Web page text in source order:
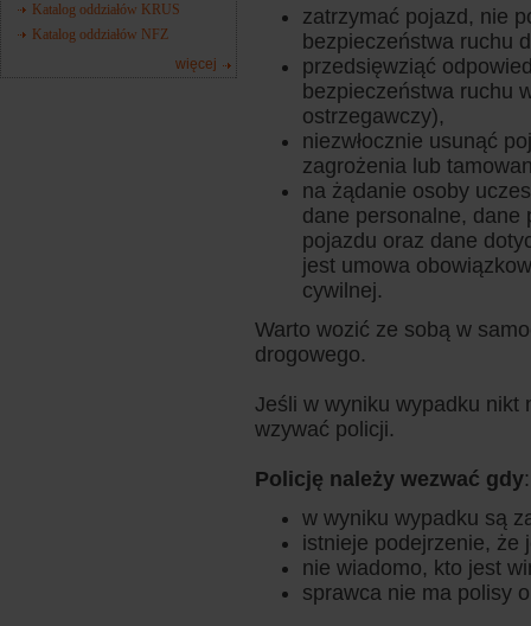
Katalog oddziałów KRUS
Katalog oddziałów NFZ
więcej
zatrzymać pojazd, nie
bezpieczeństwa ruchu
przedsięwziąć
bezpieczeństwa ruchu
ostrzegawczy),
niezwłocznie usunąć
zagrożenia lub
na żądanie osoby
dane personalne, dane
pojazdu oraz dane
jest umowa
cywilnej.
Warto wozić ze sobą w
drogowego.
Jeśli w wyniku wypadku nikt
wzywać policji.
Policję należy wezwać gdy:
w wyniku wypadku są
istnieje podejrzenie, że
nie wiadomo, kto jest
sprawca nie ma polisy